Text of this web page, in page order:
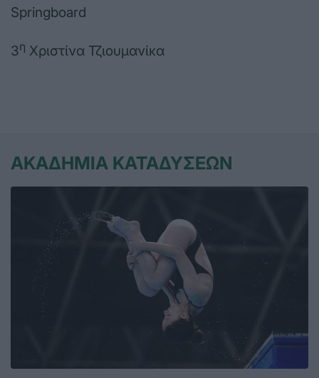
Springboard
3η Χριστίνα Τζιουμανίκα
ΑΚΑΔΗΜΙΑ ΚΑΤΑΔΥΣΕΩΝ